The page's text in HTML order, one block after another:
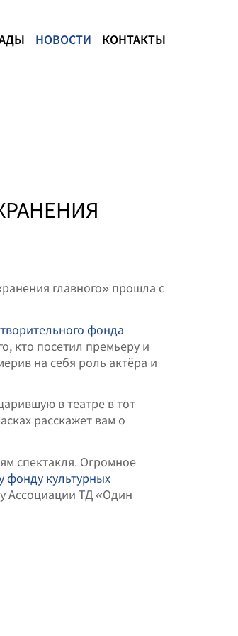
НОВОСТИ КОНТАКТЫ
главного» прошла с
фонда
кто посетил премьеру и
на себя роль актёра и
в театре в тот
расскажет вам о
спектакля. Огромное
фонду культурных
Ассоциации ТД «Один